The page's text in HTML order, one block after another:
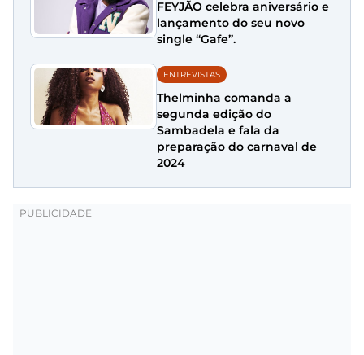
FEYJÃO celebra aniversário e
lançamento do seu novo
single “Gafe”.
ENTREVISTAS
Thelminha comanda a
segunda edição do
Sambadela e fala da
preparação do carnaval de
2024